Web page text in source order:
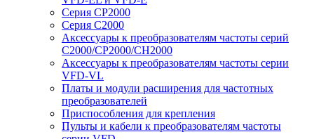
Серия CP2000
Серия C2000
Аксессуары к преобразователям частоты серий
С2000/CP2000/CH2000
Аксессуары к преобразователям частоты серии
VFD-VL
Платы и модули расширения для частотных
преобразователей
Приспособления для крепления
Пульты и кабели к преобразователям частоты